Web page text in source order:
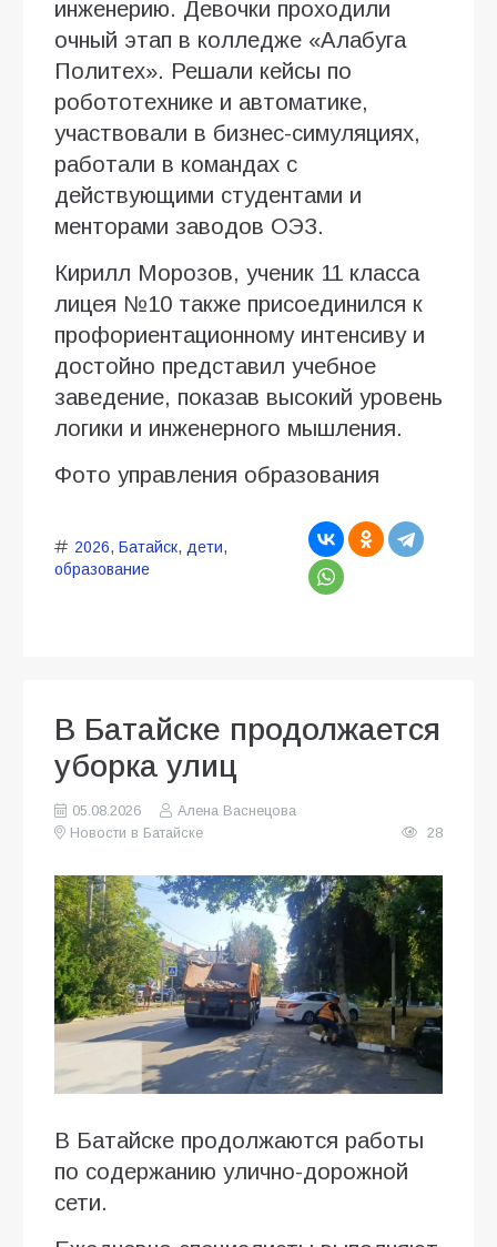
инженерию. Девочки проходили
очный этап в колледже «Алабуга
Политех». Решали кейсы по
робототехнике и автоматике,
участвовали в бизнес-симуляциях,
работали в командах с
действующими студентами и
менторами заводов ОЭЗ.
Кирилл Морозов, ученик 11 класса
лицея №10 также присоединился к
профориентационному интенсиву и
достойно представил учебное
заведение, показав высокий уровень
логики и инженерного мышления.
Фото управления образования
2026, Батайск, дети,
образование
В Батайске продолжается
уборка улиц
05.08.2026
Алена Васнецова
Новости в Батайске
28
В Батайске продолжаются работы
по содержанию улично-дорожной
сети.